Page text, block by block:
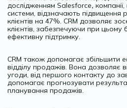
дослідженням Salesforce,
системи, відзначають підвищення
клієнтів на 47%. CRM дозволяє
клієнтів, забезпечуючи при цьому
ефективну підтримку.
CRM також допомагає збільшити
відділу продажів. Вона дозволяє
угоди, від першого контакту до
допомагає прогнозувати
планування продажів.